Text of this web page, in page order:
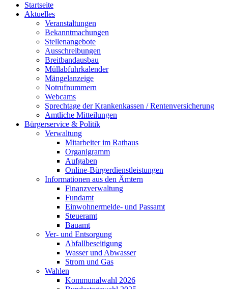
Startseite
Aktuelles
Veranstaltungen
Bekanntmachungen
Stellenangebote
Ausschreibungen
Breitbandausbau
Müllabfuhrkalender
Mängelanzeige
Notrufnummern
Webcams
Sprechtage der Krankenkassen / Rentenversicherung
Amtliche Mitteilungen
Bürgerservice & Politik
Verwaltung
Mitarbeiter im Rathaus
Organigramm
Aufgaben
Online-Bürgerdienstleistungen
Informationen aus den Ämtern
Finanzverwaltung
Fundamt
Einwohnermelde- und Passamt
Steueramt
Bauamt
Ver- und Entsorgung
Abfallbeseitigung
Wasser und Abwasser
Strom und Gas
Wahlen
Kommunalwahl 2026